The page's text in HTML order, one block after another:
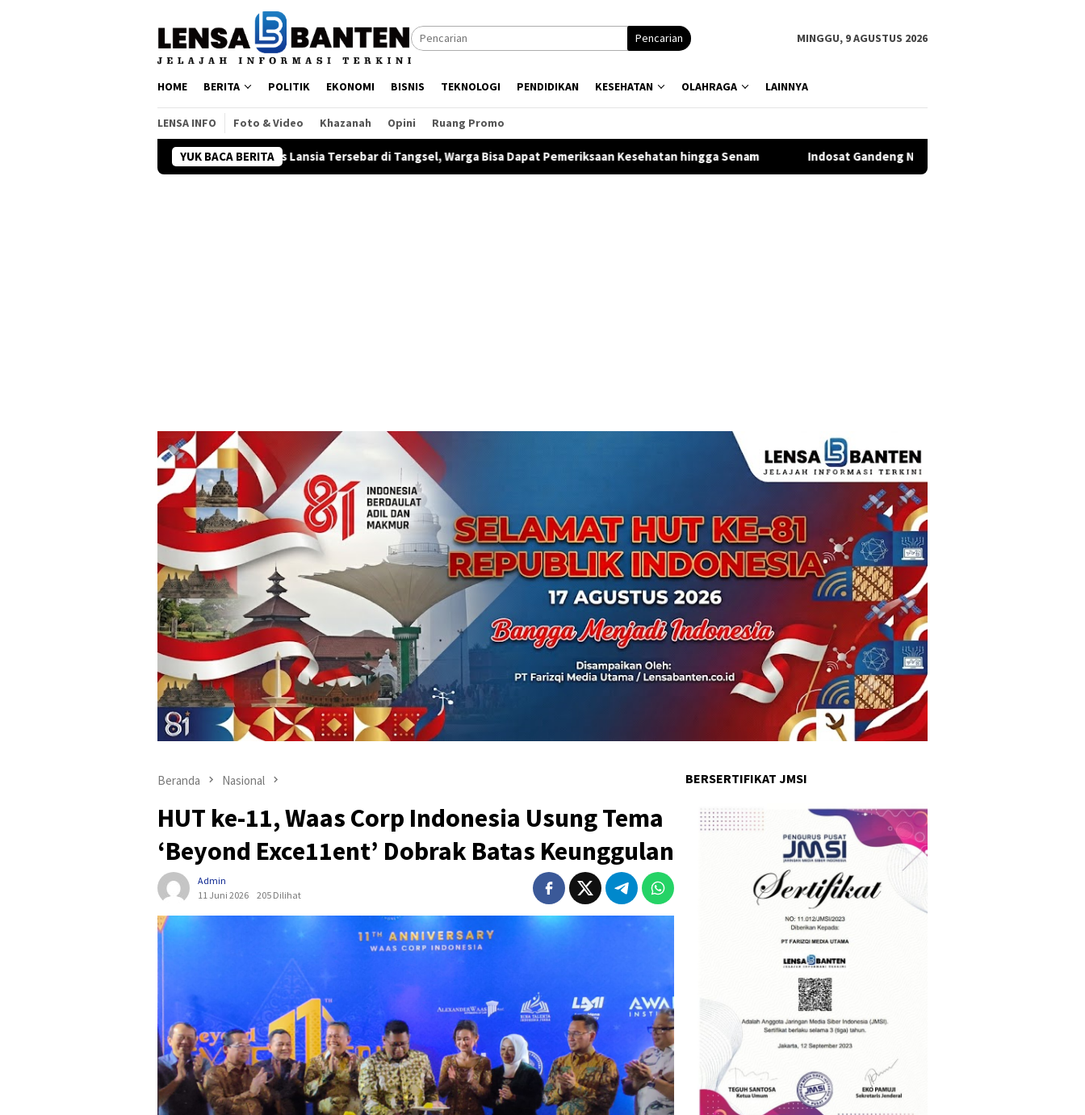
Pencarian MINGGU, 9 AGUSTUS 2026
HOME BERITA POLITIK EKONOMI BISNIS TEKNOLOGI PENDIDIKAN KESEHATAN OLAHRAGA LAINNYA
LENSA INFO Foto & Video Khazanah Opini Ruang Promo
YUK BACA BERITA
36 Pos Lansia Tersebar di Tangsel, Warga Bisa Dapat Pemeriksaan Kesehatan hingga Senam Indosat Gandeng Nokia dan NVIDIA Bangun AI Factory 1 GW di Batang
Beranda Nasional
HUT ke-11, Waas Corp Indonesia Usung Tema
‘Beyond Exce11ent’ Dobrak Batas Keunggulan
Admin
11 Juni 2026
205 Dilihat
BERSERTIFIKAT JMSI